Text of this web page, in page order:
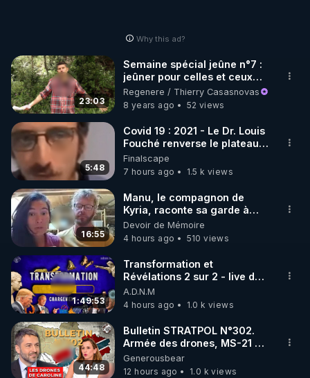
🌱 INSTAGRAM
https://www.instagram.com/rdlr_thierrycasasnovas/
http://rgnr.li/instagram
🌱 LA NEWSLETTER
Pour ne pas rater l’actualité RGNR (stages,
http://rgnr.li/news
🌱 VIDÉOS NON CENSURÉES SUR ODYSEE
Toutes les vidéos Youtube sont aussi sur la
http://rgnr.li/odysee
🌱 LES STAGES EN PRÉSENTIEL
http://rgnr.li/stages
Why this ad?
23:03
Semaine spécial jeûne n°7 :
jeûner pour celles et ceux
qui ne peuvent pas jeûner
Regenere / Thierry Casasnovas
8 years ago
52 views
5:48
Covid 19 : 2021 - Le Dr. Louis
Fouché renverse le plateau
de CNews !
Finalscape
7 hours ago
1.5 k views
16:55
Manu, le compagnon de
Kyria, raconte sa garde à
vue musclée. PARTAGEZ!
Devoir de Mémoire
4 hours ago
510 views
1:49:53
Transformation et
Révélations 2 sur 2 - live du
07/08/26
A.D.N.M
4 hours ago
1.0 k views
44:48
Bulletin STRATPOL N°302.
Armée des drones, MS-21 en
série, missiles coréens.
07.08.2026.
Generousbear
12 hours ago
1.0 k views